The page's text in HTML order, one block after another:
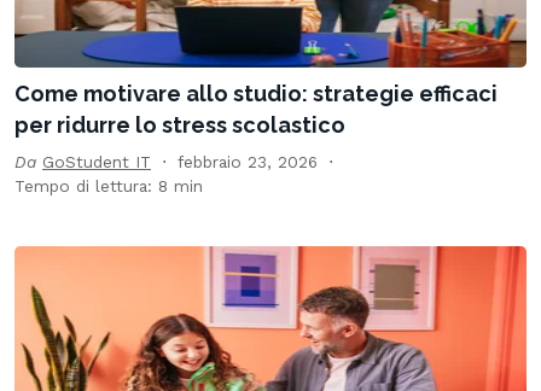
Come motivare allo studio: strategie efficaci
per ridurre lo stress scolastico
Da GoStudent IT
febbraio 23, 2026
Tempo di lettura: 8 min